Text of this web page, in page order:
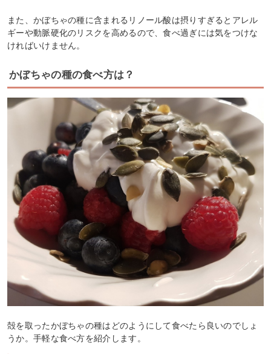
また、かぼちゃの種に含まれるリノール酸は摂りすぎるとアレル
ギーや動脈硬化のリスクを高めるので、食べ過ぎには気をつけな
ければいけません。
かぼちゃの種の食べ方は？
殻を取ったかぼちゃの種はどのようにして食べたら良いのでしょ
うか。手軽な食べ方を紹介します。